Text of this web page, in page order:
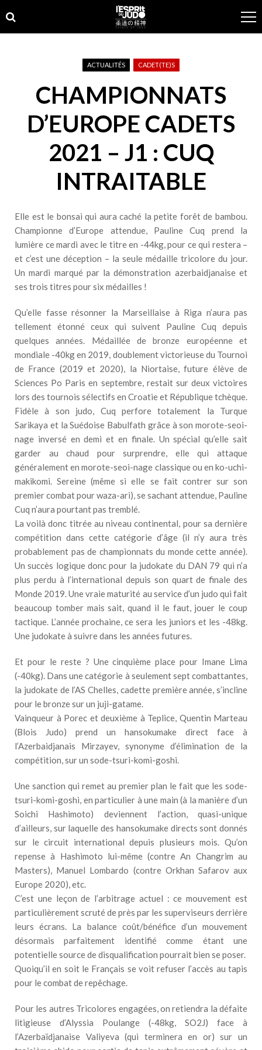
to
navigation
to
content
ACTUALITÉS CADET(TE)S
CHAMPIONNATS
D’EUROPE CADETS
2021 – J1 : CUQ
INTRAITABLE
Elle est le bonsai qui aura caché la petite forêt de bambou.
Championne d’Europe attendue, Pauline Cuq prend la
lumière ce mardi avec le titre en -44kg, pour ce qui restera –
et c’est une déception – la seule médaille tricolore du jour.
Un mardi marqué par la démonstration azerbaidjanaise et
ses trois titres pour six médailles !
Qu’elle fasse résonner la Marseillaise à Riga n’aura pas
tellement étonné ceux qui suivent Pauline Cuq depuis
quelques années. Médaillée de bronze européenne et
mondiale -40kg en 2019, doublement victorieuse du Tournoi
de France (2019 et 2020), la Niortaise, future élève de
Sciences Po Paris en septembre, restait sur deux victoires
lors des tournois sélectifs en Croatie et République tchèque.
Fidèle à son judo, Cuq perfore totalement la Turque
Sarikaya et la Suédoise Babulfath grâce à son morote-seoi-
nage inversé en demi et en finale. Un spécial qu’elle sait
garder au chaud pour surprendre, elle qui attaque
généralement en morote-seoi-nage classique ou en ko-uchi-
makikomi. Sereine (même si elle se fait contrer sur son
premier combat pour waza-ari), se sachant attendue, Pauline
Cuq n’aura pourtant pas tremblé.
La voilà donc titrée au niveau continental, pour sa dernière
compétition dans cette catégorie d’âge (il n’y aura très
probablement pas de championnats du monde cette année).
Un succès logique donc pour la judokate du DAN 79 qui n’a
plus perdu à l’international depuis son quart de finale des
Monde 2019. Une vraie maturité au service d’un judo qui fait
beaucoup tomber mais sait, quand il le faut, jouer le coup
tactique. L’année prochaine, ce sera les juniors et les -48kg.
Une judokate à suivre dans les années futures.
Et pour le reste ? Une cinquième place pour Imane Lima
(-40kg). Dans une catégorie à seulement sept combattantes,
la judokate de l’AS Chelles, cadette première année, s’incline
pour le bronze sur un juji-gatame.
Vainqueur à Porec et deuxième à Teplice, Quentin Marteau
(Blois Judo) prend un hansokumake direct face à
l’Azerbaidjanais Mirzayev, synonyme d’élimination de la
compétition, sur un sode-tsuri-komi-goshi.
Une sanction qui remet au premier plan le fait que les sode-
tsuri-komi-goshi, en particulier à une main (à la manière d’un
Soichi Hashimoto) deviennent l’action, quasi-unique
d’ailleurs, sur laquelle des hansokumake directs sont donnés
sur le circuit international depuis plusieurs mois. Qu’on
repense à Hashimoto lui-même (contre An Changrim au
Masters), Manuel Lombardo (contre Orkhan Safarov aux
Europe 2020), etc.
C’est une leçon de l’arbitrage actuel : ce mouvement est
particulièrement scruté de près par les superviseurs derrière
leurs écrans. La balance coût/bénéfice d’un mouvement
désormais parfaitement identifié comme étant une
potentielle source de disqualification pourrait bien se poser.
Quoiqu’il en soit le Français se voit refuser l’accès au tapis
pour le combat de repêchage.
Pour les autres Tricolores engagées, on retiendra la défaite
litigieuse d’Alyssia Poulange (-48kg, SO2J) face à
l’Azerbaïdjanaise Valiyeva (qui terminera en or) sur un